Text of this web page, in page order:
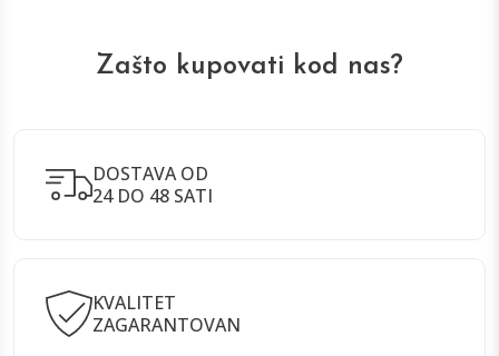
Zašto kupovati kod nas?
DOSTAVA OD
24 DO 48 SATI
KVALITET
ZAGARANTOVAN